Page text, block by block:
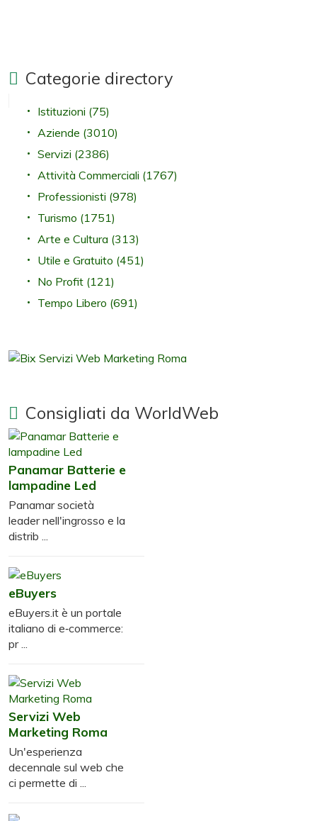
Categorie directory
Istituzioni (75)
Aziende (3010)
Servizi (2386)
Attività Commerciali (1767)
Professionisti (978)
Turismo (1751)
Arte e Cultura (313)
Utile e Gratuito (451)
No Profit (121)
Tempo Libero (691)
Consigliati da WorldWeb
Panamar Batterie e
lampadine Led
Panamar società
leader nell'ingrosso e la
distrib ...
eBuyers
eBuyers.it è un portale
italiano di e‑commerce:
pr ...
Servizi Web
Marketing Roma
Un'esperienza
decennale sul web che
ci permette di ...